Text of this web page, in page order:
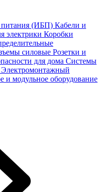
питания (ИБП) Кабели и
электрики Коробки
силовые Розетки и
для дома Системы
Электромонтажный
и модульное оборудование